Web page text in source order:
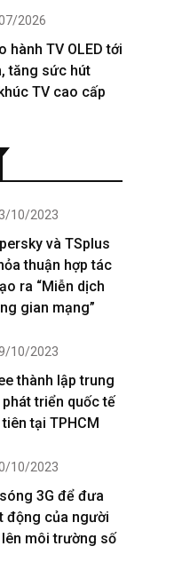
2026
hành TV OLED tới
tăng sức hút
TV cao cấp
10/2023
và TSplus
thuận hợp tác
ra “Miễn dịch
gian mạng”
10/2023
thành lập trung
triển quốc tế
tại TPHCM
10/2023
3G để đưa
động của người
lên môi trường số